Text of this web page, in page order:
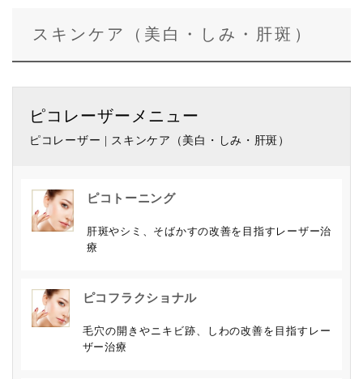
スキンケア（美白・しみ・肝斑）
ピコレーザーメニュー
ピコレーザー | スキンケア（美白・しみ・肝斑）
ピコトーニング
肝斑やシミ、そばかすの改善を目指すレーザー治
療
ピコフラクショナル
毛穴の開きやニキビ跡、しわの改善を目指すレー
ザー治療